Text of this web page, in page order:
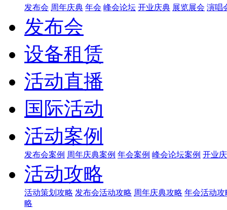
发布会 周年庆典 年会 峰会论坛 开业庆典 展览展会 演唱
发布会
设备租赁
活动直播
国际活动
活动案例
发布会案例 周年庆典案例 年会案例 峰会论坛案例 开业
活动攻略
活动策划攻略 发布会活动攻略 周年庆典攻略 年会活动攻
略